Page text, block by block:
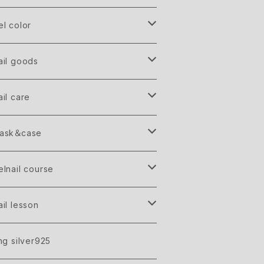
color
goods
parts
powder
care
＆Body cream
シリーズ
balm
＆case
course
gift ticket
＋gel one color
nail gift ticket
lesson
silver925